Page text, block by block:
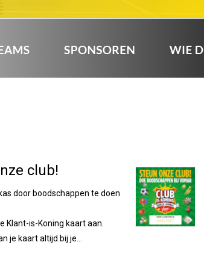
club!
door boodschappen te doen
Klant-is-Koning kaart aan.
je kaart altijd bij je…